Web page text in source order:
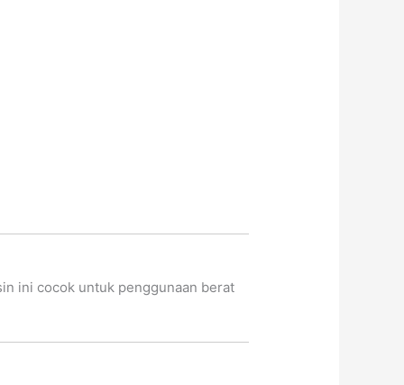
ini cocok untuk penggunaan berat